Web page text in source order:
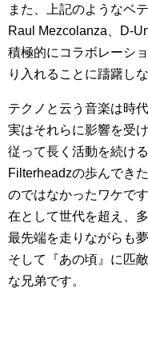
また、上記のようなベ
Raul Mezcolanza、D-
積極的にコラボレーシ
り入れることに躊躇し
テクノと云う音楽は時
実はそれらに影響を受
従って長く活動を続け
Filterheadzの歩んでき
のではなかったワケで
在として世代を超え、
最先端を走りながらも
そして『あの頃』に匹
な兄弟です。